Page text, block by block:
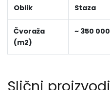
Oblik Staza
Čvoraža
(m2)
~ 350 000
Slični proizvodi